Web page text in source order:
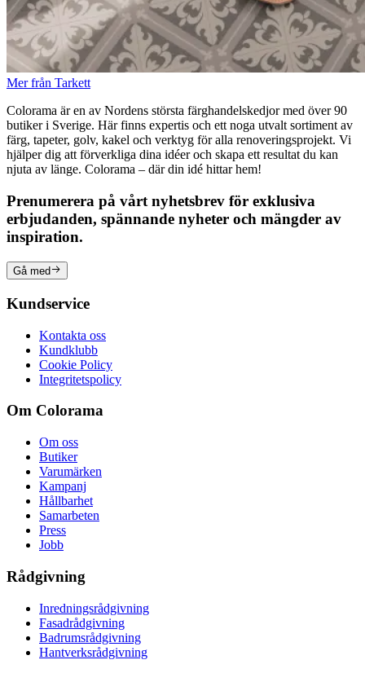
Mer från Tarkett
Colorama är en av Nordens största färghandelskedjor med över 90
butiker i Sverige. Här finns expertis och ett noga utvalt sortiment av
färg, tapeter, golv, kakel och verktyg för alla renoveringsprojekt. Vi
hjälper dig att förverkliga dina idéer och skapa ett resultat du kan
njuta av länge. Colorama – där din idé hittar hem!
Prenumerera på vårt nyhetsbrev för exklusiva
erbjudanden, spännande nyheter och mängder av
inspiration.
Gå med
Kundservice
Kontakta oss
Kundklubb
Cookie Policy
Integritetspolicy
Om Colorama
Om oss
Butiker
Varumärken
Kampanj
Hållbarhet
Samarbeten
Press
Jobb
Rådgivning
Inredningsrådgivning
Fasadrådgivning
Badrumsrådgivning
Hantverksrådgivning